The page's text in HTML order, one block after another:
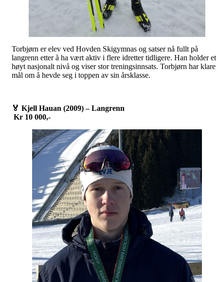
Torbjørn er elev ved Hovden Skigymnas og satser nå fullt på
langrenn etter å ha vært aktiv i flere idretter tidligere. Han holder et
høyt nasjonalt nivå og viser stor treningsinnsats. Torbjørn har klare
mål om å hevde seg i toppen av sin årsklasse.
🏅 Kjell Hauan (2009) – Langrenn
Kr 10 000,-